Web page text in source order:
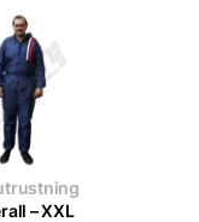
– XXL